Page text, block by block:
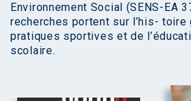
Environnement Social (SENS-EA
recherches portent sur l’his- toire
pratiques sportives et de
scolaire.